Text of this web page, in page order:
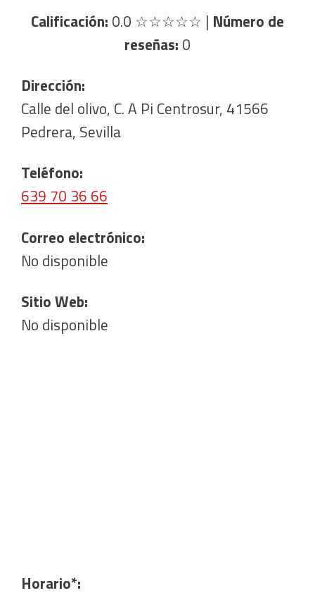
Calificación: 0.0 ☆☆☆☆☆ | Número de
reseñas: 0
Dirección:
Calle del olivo, C. A Pi Centrosur, 41566
Pedrera, Sevilla
Teléfono:
639 70 36 66
Correo electrónico:
No disponible
Sitio Web:
No disponible
Horario*: